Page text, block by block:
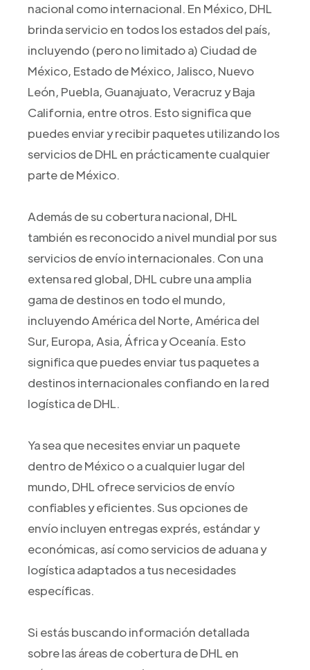
nacional como internacional. En México, DHL
brinda servicio en todos los estados del país,
incluyendo (pero no limitado a) Ciudad de
México, Estado de México, Jalisco, Nuevo
León, Puebla, Guanajuato, Veracruz y Baja
California, entre otros. Esto significa que
puedes enviar y recibir paquetes utilizando los
servicios de DHL en prácticamente cualquier
parte de México.
Además de su cobertura nacional, DHL
también es reconocido a nivel mundial por sus
servicios de envío internacionales. Con una
extensa red global, DHL cubre una amplia
gama de destinos en todo el mundo,
incluyendo América del Norte, América del
Sur, Europa, Asia, África y Oceanía. Esto
significa que puedes enviar tus paquetes a
destinos internacionales confiando en la red
logística de DHL.
Ya sea que necesites enviar un paquete
dentro de México o a cualquier lugar del
mundo, DHL ofrece servicios de envío
confiables y eficientes. Sus opciones de
envío incluyen entregas exprés, estándar y
económicas, así como servicios de aduana y
logística adaptados a tus necesidades
específicas.
Si estás buscando información detallada
sobre las áreas de cobertura de DHL en